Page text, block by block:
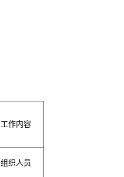
工作内容
组织人员